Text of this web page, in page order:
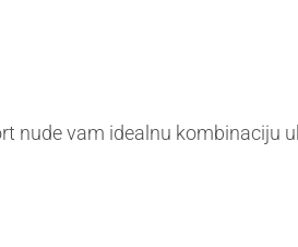
nude vam idealnu kombinaciju